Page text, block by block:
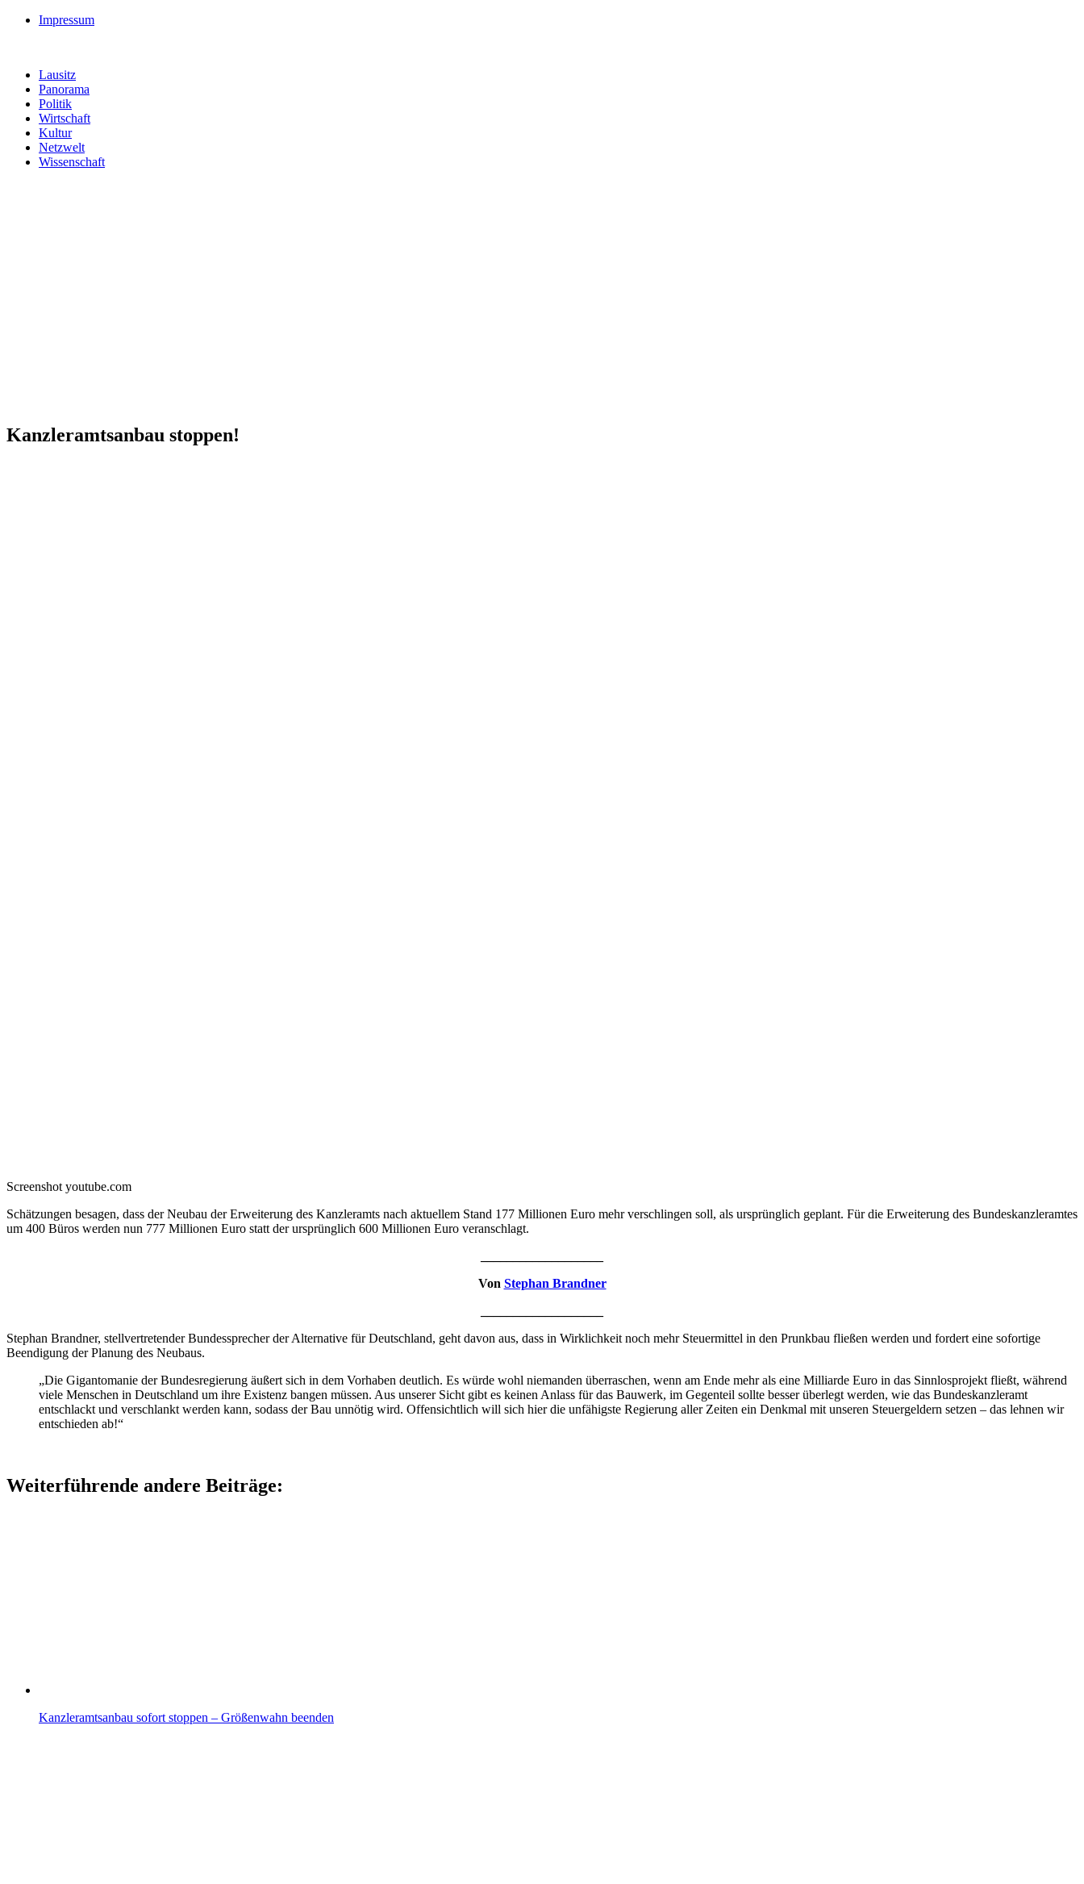
Impressum
Lausitz
Panorama
Politik
Wirtschaft
Kultur
Netzwelt
Wissenschaft
Kanzleramtsanbau stoppen!
Screenshot youtube.com
Schätzungen besagen, dass der Neubau der Erweiterung des Kanzleramts nach aktuellem Stand 177 Millionen Euro mehr verschlingen soll, als ursprünglich geplant. Für die Erweiterung des Bundeskanzleramtes
um 400 Büros werden nun 777 Millionen Euro statt der ursprünglich 600 Millionen Euro veranschlagt.
Von Stephan Brandner
Stephan Brandner, stellvertretender Bundessprecher der Alternative für Deutschland, geht davon aus, dass in Wirklichkeit noch mehr Steuermittel in den Prunkbau fließen werden und fordert eine sofortige
Beendigung der Planung des Neubaus.
„Die Gigantomanie der Bundesregierung äußert sich in dem Vorhaben deutlich. Es würde wohl niemanden überraschen, wenn am Ende mehr als eine Milliarde Euro in das Sinnlosprojekt fließt, während
viele Menschen in Deutschland um ihre Existenz bangen müssen. Aus unserer Sicht gibt es keinen Anlass für das Bauwerk, im Gegenteil sollte besser überlegt werden, wie das Bundeskanzleramt
entschlackt und verschlankt werden kann, sodass der Bau unnötig wird. Offensichtlich will sich hier die unfähigste Regierung aller Zeiten ein Denkmal mit unseren Steuergeldern setzen – das lehnen wir
entschieden ab!“
Weiterführende andere Beiträge:
Kanzleramtsanbau sofort stoppen – Größenwahn beenden